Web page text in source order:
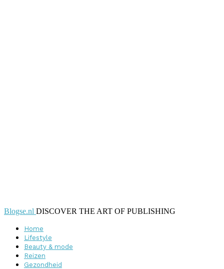
Blogse.nl DISCOVER THE ART OF PUBLISHING
Home
Lifestyle
Beauty & mode
Reizen
Gezondheid